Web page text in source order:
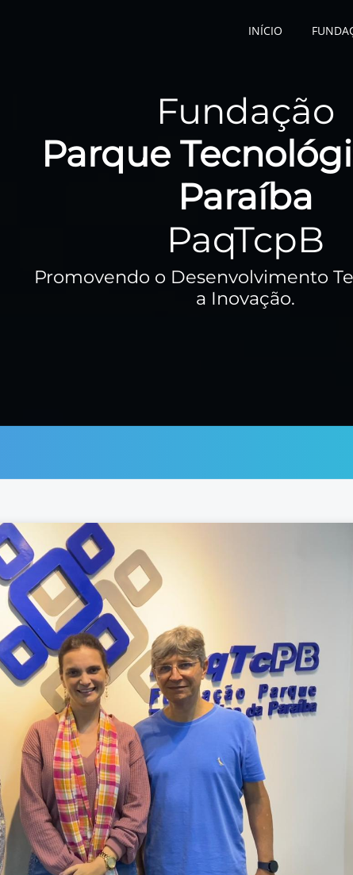
INÍCIO
Fundação
Parque
Paraíba
PaqTcpB
Promovendo o Desenvolvimento
a Inovação.